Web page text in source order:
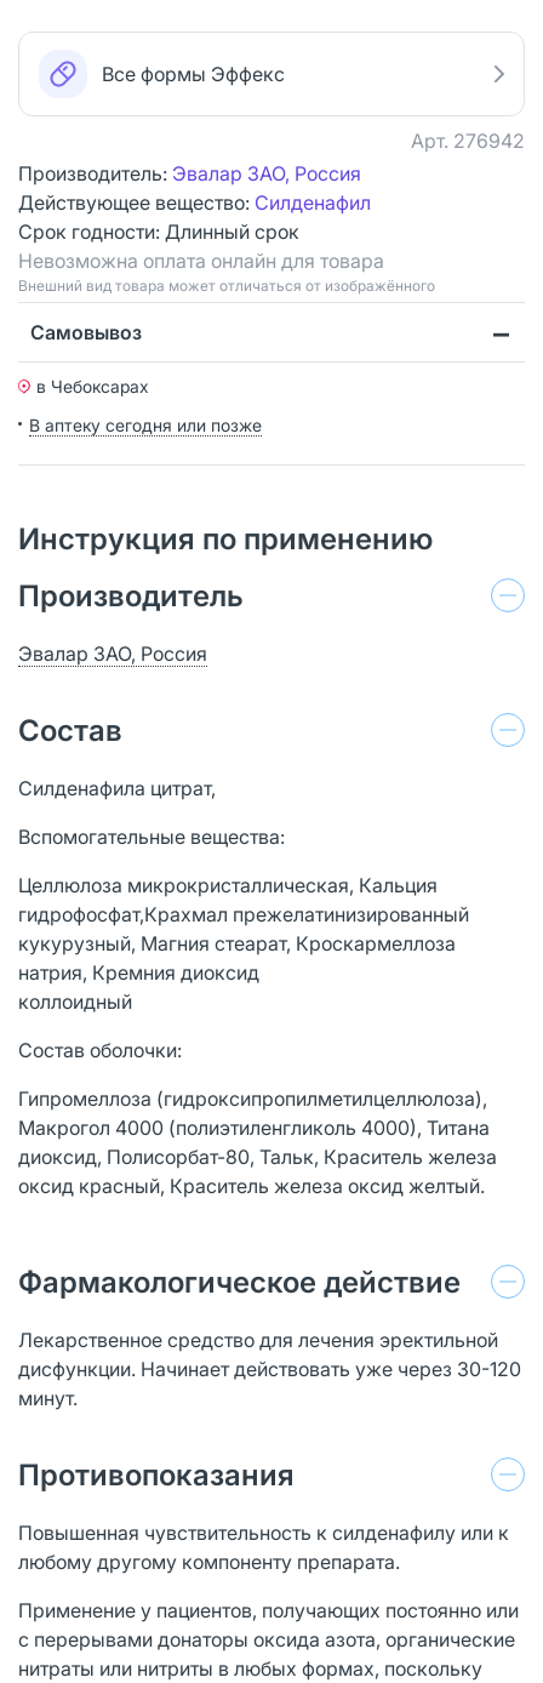
Все формы Эффекс
Арт. 276942
Производитель: Эвалар ЗАО, Россия
Действующее вещество: Силденафил
Срок годности: Длинный срок
Невозможна оплата онлайн для товара
Bнешний вид товара может отличаться от изображённого
Самовывоз
в Чебоксарах
В аптеку сегодня или позже
Инструкция по применению
Производитель
Эвалар ЗАО, Россия
Состав
Силденафила цитрат,
Вспомогательные вещества:
Целлюлоза микрокристаллическая, Кальция
гидрофосфат,Крахмал прежелатинизированный
кукурузный, Магния стеарат, Кроскармеллоза
натрия, Кремния диоксид
коллоидный
Состав оболочки:
Гипромеллоза (гидроксипропилметилцеллюлоза),
Макрогол 4000 (полиэтиленгликоль 4000), Титана
диоксид, Полисорбат-80, Тальк, Краситель железа
оксид красный, Краситель железа оксид желтый.
Фармакологическое действие
Лекарственное средство для лечения эректильной
дисфункции. Начинает действовать уже через 30-120
минут.
Противопоказания
Повышенная чувствительность к силденафилу или к
любому другому компоненту препарата.
Применение у пациентов, получающих постоянно или
с перерывами донаторы оксида азота, органические
нитраты или нитриты в любых формах, поскольку